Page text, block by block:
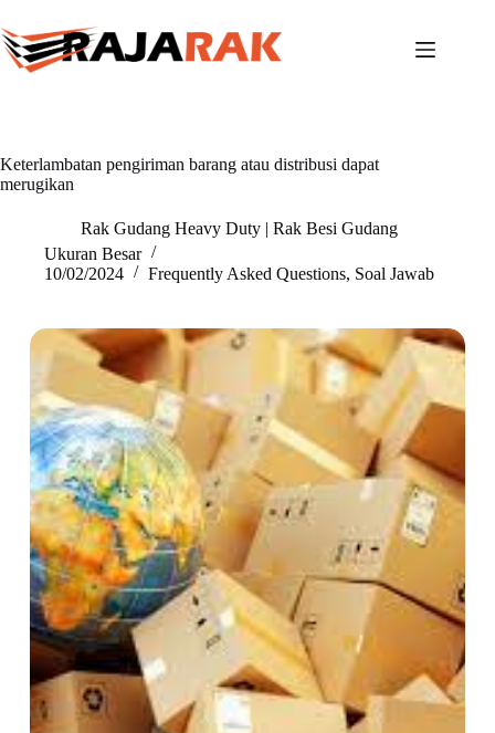
to
content
Keterlambatan pengiriman barang atau distribusi dapat
merugikan
Rak Gudang Heavy Duty | Rak Besi Gudang
Ukuran Besar
10/02/2024
Frequently Asked Questions, Soal Jawab